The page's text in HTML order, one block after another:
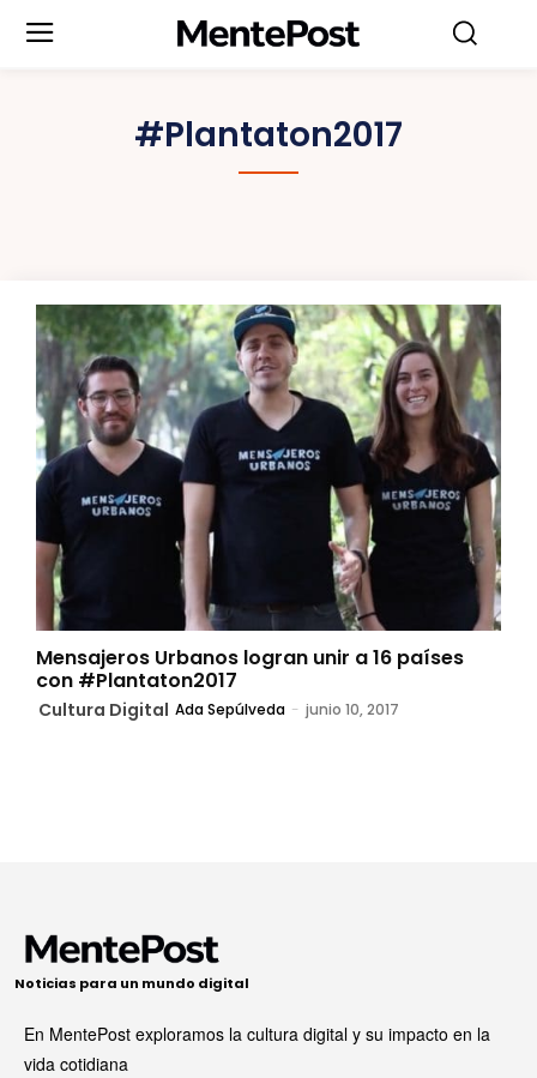
#Plantaton2017
Mensajeros Urbanos logran unir a 16 países
con #Plantaton2017
Cultura Digital Ada Sepúlveda - junio 10, 2017
Noticias para un mundo digital
En MentePost exploramos la cultura digital y su impacto en la
vida cotidiana